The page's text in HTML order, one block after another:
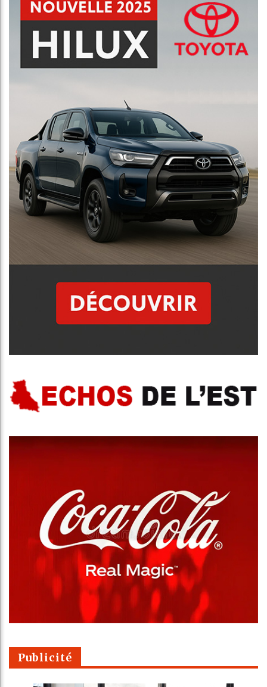
Publicité